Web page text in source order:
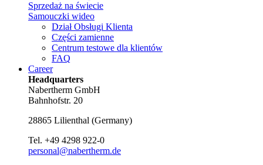
Sprzedaż na świecie
Samouczki wideo
Dział Obsługi Klienta
Części zamienne
Centrum testowe dla klientów
FAQ
Career
Headquarters
Nabertherm GmbH
Bahnhofstr. 20
28865 Lilienthal (Germany)
Tel. +49 4298 922-0
personal@nabertherm.de